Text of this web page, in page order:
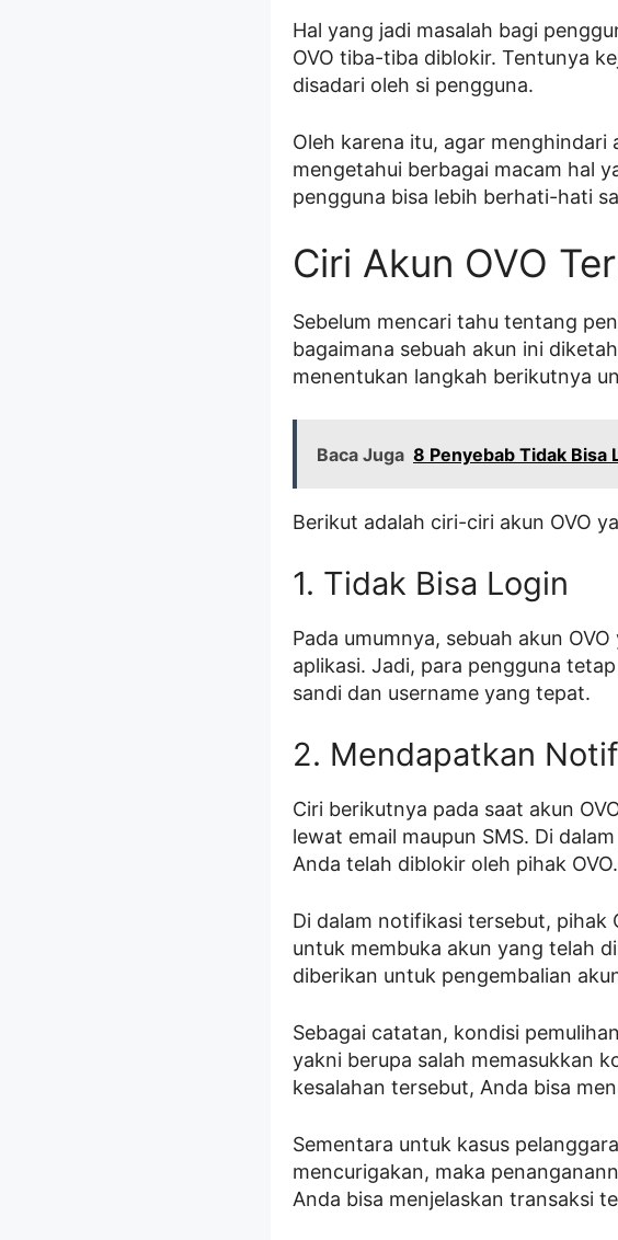
Hal yang jadi masalah bagi
OVO tiba-tiba diblokir. Tentunya
disadari oleh si pengguna.
Oleh karena itu, agar menghindari
mengetahui berbagai macam hal
pengguna bisa lebih berhati-hati
Ciri Akun OVO
Sebelum mencari tahu tentang
bagaimana sebuah akun ini
menentukan langkah berikutnya
Baca Juga 8 Penyebab Tidak Bisa
Berikut adalah ciri-ciri akun OVO
1. Tidak Bisa Login
Pada umumnya, sebuah akun
aplikasi. Jadi, para pengguna
sandi dan username yang tepat.
2. Mendapatkan
Ciri berikutnya pada saat akun
lewat email maupun SMS. Di
Anda telah diblokir oleh pihak OVO.
Di dalam notifikasi tersebut, pihak
untuk membuka akun yang telah
diberikan untuk pengembalian
Sebagai catatan, kondisi
yakni berupa salah memasukkan
kesalahan tersebut, Anda bisa
Sementara untuk kasus
mencurigakan, maka
Anda bisa menjelaskan transaksi